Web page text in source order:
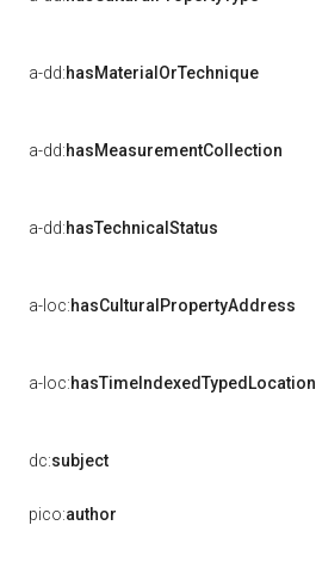
a-dd:hasMaterialOrTechnique
a-dd:hasMeasurementCollection
a-dd:hasTechnicalStatus
a-loc:hasCulturalPropertyAddress
a-loc:hasTimeIndexedTypedLocation
dc:subject
pico:author